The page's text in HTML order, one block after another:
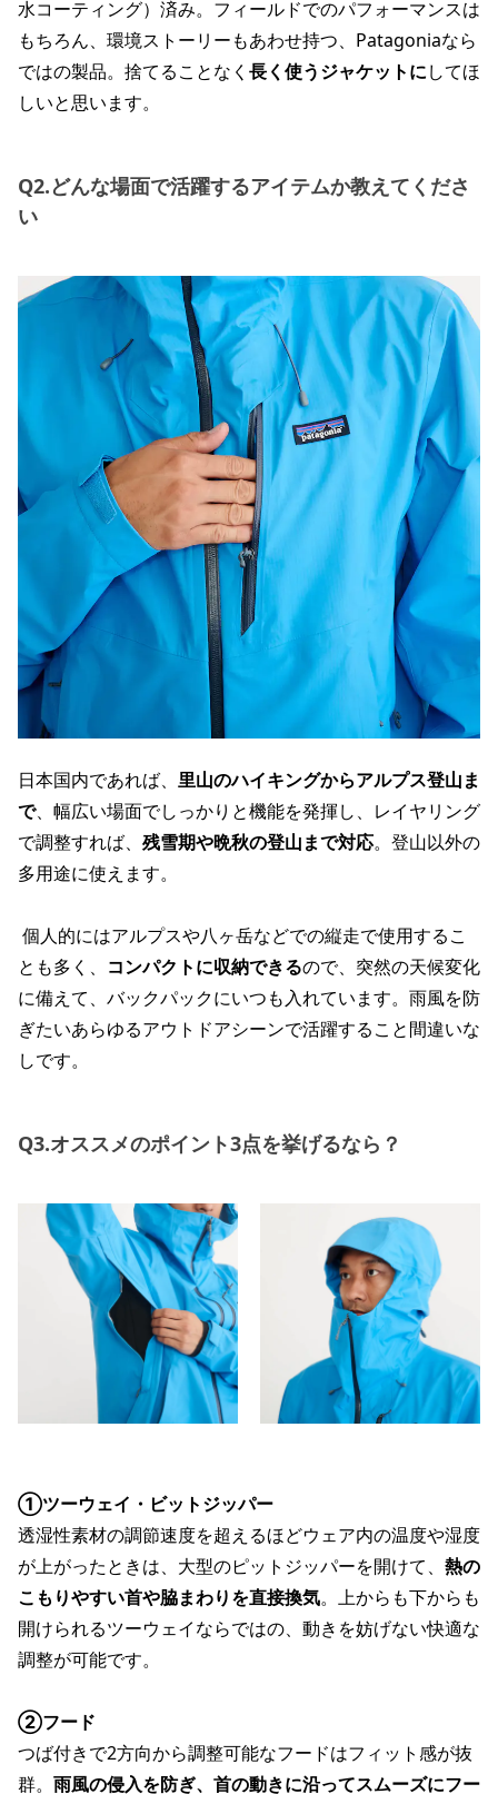
水コーティング）済み。フィールドでのパフォーマンスは
もちろん、環境ストーリーもあわせ持つ、Patagoniaなら
ではの製品。捨てることなく 長く使うジャケットにしてほ
しいと思います。
Q2.どんな場面で活躍するアイテムか教えてくださ
い
日本国内であれば、 里山のハイキングからアルプス登山ま
で、幅広い場面でしっかりと機能を発揮し、レイヤリング
で調整すれば、 残雪期や晩秋の登山まで対応。登山以外の
多用途に使えます。
個人的にはアルプスや八ヶ岳などでの縦走で使用するこ
とも多く、 コンパクトに収納できるので、突然の天候変化
に備えて、バックパックにいつも入れています。雨風を防
ぎたいあらゆるアウトドアシーンで活躍すること間違いな
しです。
Q3.オススメのポイント3点を挙げるなら？
①ツーウェイ・ビットジッパー
透湿性素材の調節速度を超えるほどウェア内の温度や湿度
が上がったときは、大型のピットジッパーを開けて、 熱の
こもりやすい首や脇まわりを直接換気。上からも下からも
開けられるツーウェイならではの、動きを妨げない快適な
調整が可能です。
②フード
つば付きで2方向から調整可能なフードはフィット感が抜
群。 雨風の侵入を防ぎ、首の動きに沿ってスムーズにフー